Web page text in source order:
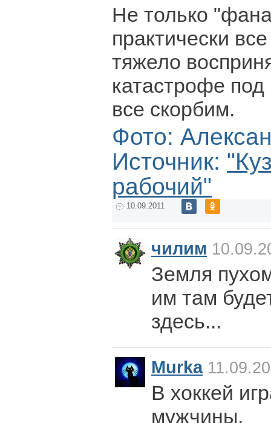
Не только
практически
тяжело
катастрофе
все скорбим.
Фото:
Источник:
рабочий"
10.09.2011
чилим
Земля
им там
здесь...
Murka
В хоккей
мужчины.